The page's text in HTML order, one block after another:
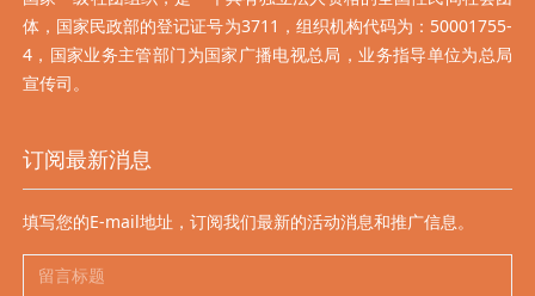
体，国家民政部的登记证号为3711，组织机构代码为：50001755-
4，国家业务主管部门为国家广播电视总局，业务指导单位为总局
宣传司。
订阅最新消息
填写您的E-mail地址，订阅我们最新的活动消息和推广信息。